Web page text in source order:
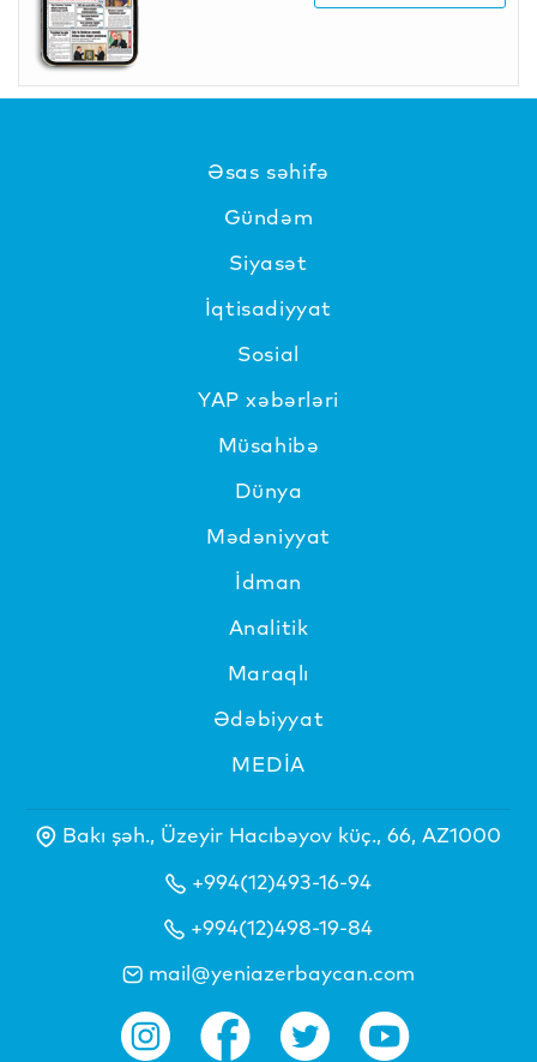
Əsas səhifə
Gündəm
Siyasət
İqtisadiyyat
Sosial
YAP xəbərləri
Müsahibə
Dünya
Mədəniyyat
İdman
Analitik
Maraqlı
Ədəbiyyat
MEDİA
Bakı şəh., Üzeyir Hacıbəyov küç., 66, AZ1000
+994(12)493-16-94
+994(12)498-19-84
mail@yeniazerbaycan.com